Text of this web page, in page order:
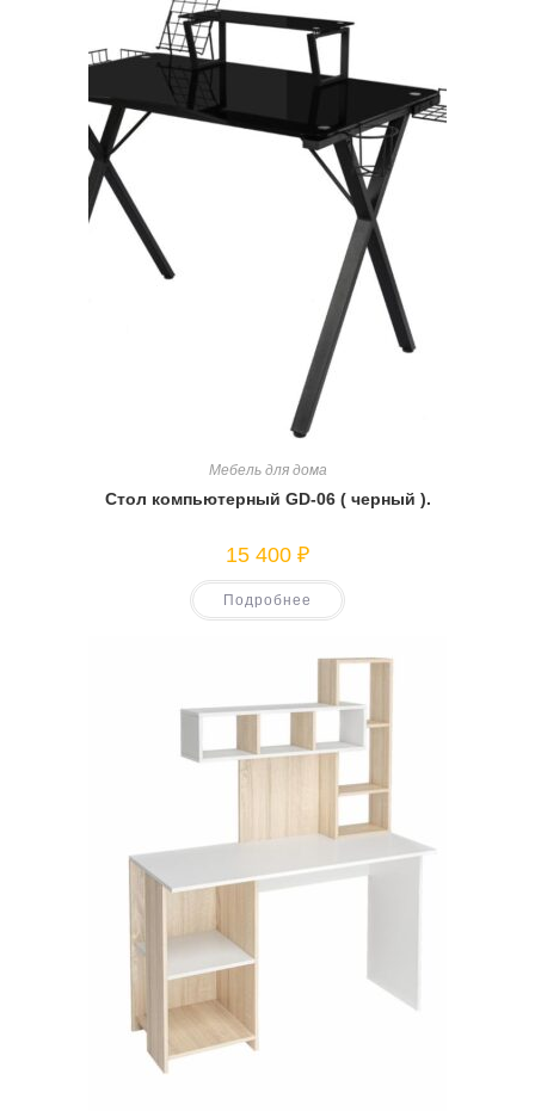
Мебель для дома
Стол компьютерный GD-06 ( черный ).
15 400 ₽
Подробнее